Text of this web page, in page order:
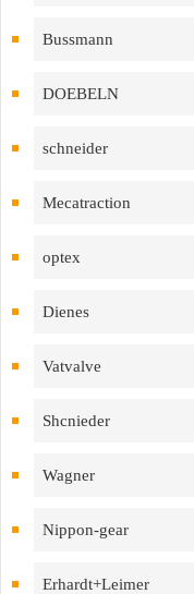
Bussmann
DOEBELN
schneider
Mecatraction
optex
Dienes
Vatvalve
Shcnieder
Wagner
Nippon-gear
Erhardt+Leimer